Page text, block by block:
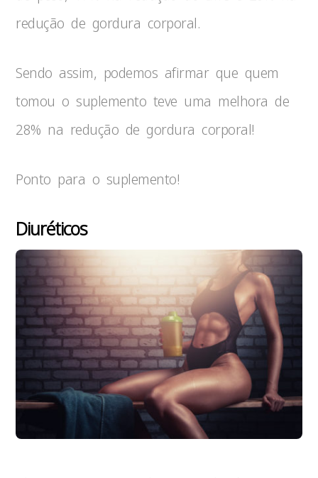
redução de gordura corporal.
Sendo assim, podemos afirmar que quem
tomou o suplemento teve uma melhora de
28% na redução de gordura corporal!
Ponto para o suplemento!
Diuréticos